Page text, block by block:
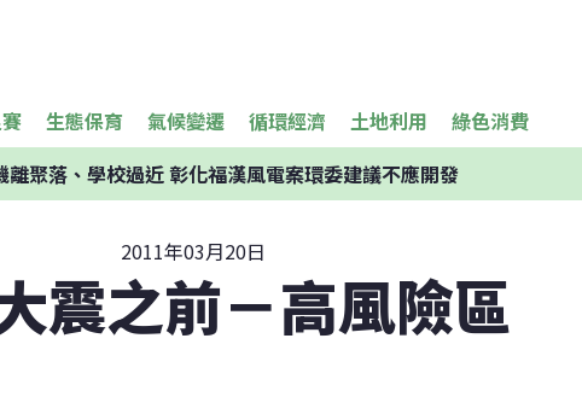
生態保育 氣候變遷 循環經濟 土地利用 綠色消費
離聚落、學校過近 彰化福漢風電案環委建議不應開發
2011年03月20日
震之前－高風險區